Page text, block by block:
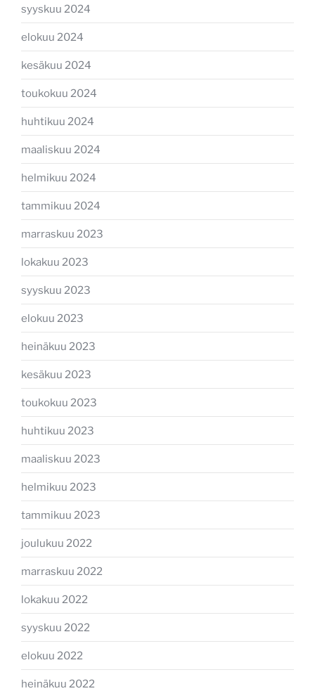
syyskuu 2024
elokuu 2024
kesäkuu 2024
toukokuu 2024
huhtikuu 2024
maaliskuu 2024
helmikuu 2024
tammikuu 2024
marraskuu 2023
lokakuu 2023
syyskuu 2023
elokuu 2023
heinäkuu 2023
kesäkuu 2023
toukokuu 2023
huhtikuu 2023
maaliskuu 2023
helmikuu 2023
tammikuu 2023
joulukuu 2022
marraskuu 2022
lokakuu 2022
syyskuu 2022
elokuu 2022
heinäkuu 2022